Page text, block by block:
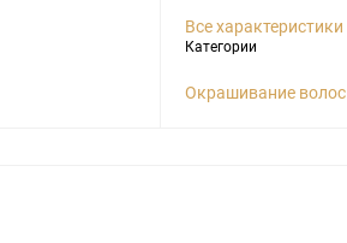
Все характеристики
Категории
Окрашивание волос